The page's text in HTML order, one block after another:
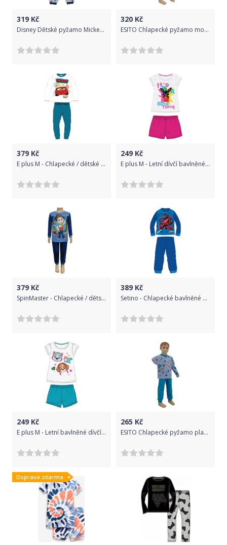
319 Kč
Disney Dětské pyžamo Mickey Mouse šedá 80
320 Kč
ESITO Chlapecké pyžamo modrý maskáč vel. 116 - 122, Barva maskáč modrá, Velikost 122
379 Kč
E plus M - Chlapecké / dětské bavlněné pyžamo BLESK MCQUEEN 95 - Auta - Cars / Pixar - modré 116
249 Kč
E plus M - Letní dívčí bavlněné pyžamo zajíček Bing - růžové 104
379 Kč
SpinMaster - Chlapecké / dětské bavlněné pyžamo Tlapková patrola / Paw Patrol - tm. modré 104
389 Kč
Setino - Chlapecké bavlněné pyžamo s dlouhým rukávem Spiderman MARVEL - modré 128
249 Kč
E plus M - Letní bavlněné dívčí pyžamo s krátkým rukávem Tlapková patrola - Paw Patrol - šedé 128
265 Kč
ESITO Chlapecké pyžamo planety na modré vel. 80 - 110, Barva planety na modré, Velikost 80
Doprava zdarma